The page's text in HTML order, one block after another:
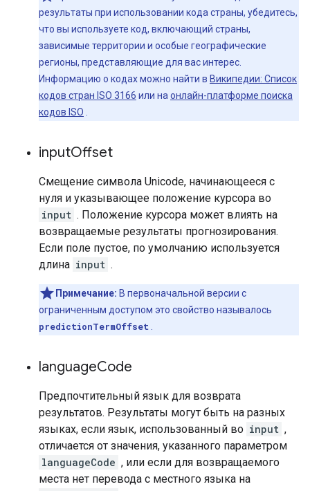
результаты при использовании кода страны, убедитесь,
что вы используете код, включающий страны,
зависимые территории и особые географические
регионы, представляющие для вас интерес.
Информацию о кодах можно найти в Википедии: Список
кодов стран ISO 3166 или на онлайн-платформе поиска
кодов ISO
inputOffset
Смещение символа Unicode, начинающееся с
нуля и указывающее положение курсора во
input . Положение курсора может влиять на
возвращаемые результаты прогнозирования.
Если поле пустое, по умолчанию используется
длина input .
Примечание: В первоначальной версии с
ограниченным доступом это свойство называлось
predictionTermOffset
languageCode
Предпочтительный язык для возврата
результатов. Результаты могут быть на разных
языках, если язык, использованный во input ,
отличается от значения, указанного параметром
languageCode , или если для возвращаемого
места нет перевода с местного языка на